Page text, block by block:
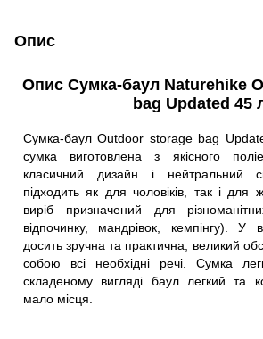
Опис
Опис Сумка-баул Naturehike
bag Updated 45
Сумка-баул Outdoor storage bag
сумка виготовлена з якісного
класичний дизайн і нейтральний
підходить як для чоловіків, так і для
виріб призначений для
відпочинку, мандрівок, кемпінгу). У
досить зручна та практична, великий
собою всі необхідні речі. Сумка
складеному вигляді баул легкий та
мало місця.